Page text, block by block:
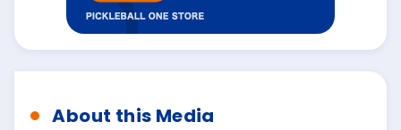
About this Media